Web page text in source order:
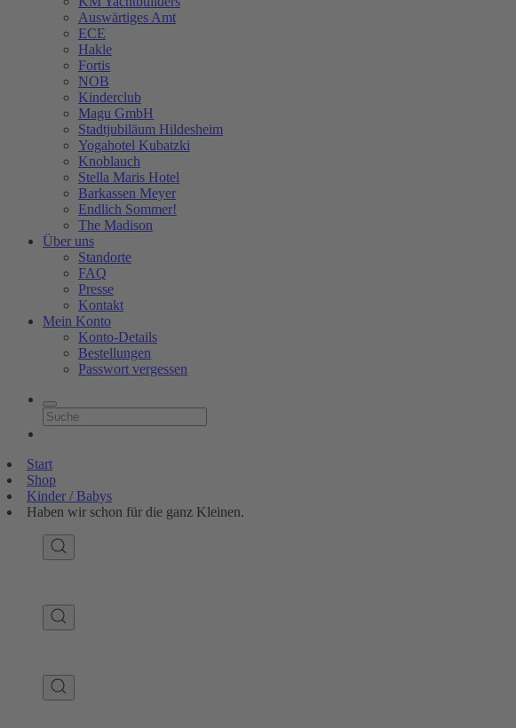
Auswärtiges Amt
ECE
Hakle
Fortis
NOB
Kinderclub
Magu GmbH
Stadtjubiläum Hildesheim
Yogahotel Kubatzki
Knoblauch
Stella Maris Hotel
Barkassen Meyer
Endlich Sommer!
The Madison
Über uns
Standorte
FAQ
Presse
Kontakt
Mein Konto
Konto-Details
Bestellungen
Passwort vergessen
Start
Shop
Kinder / Babys
Haben wir schon für die ganz Kleinen.